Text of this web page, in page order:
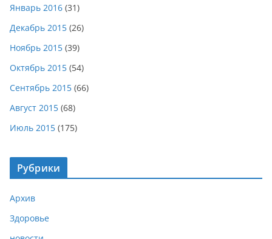
Январь 2016 (31)
Декабрь 2015 (26)
Ноябрь 2015 (39)
Октябрь 2015 (54)
Сентябрь 2015 (66)
Август 2015 (68)
Июль 2015 (175)
Рубрики
Архив
Здоровье